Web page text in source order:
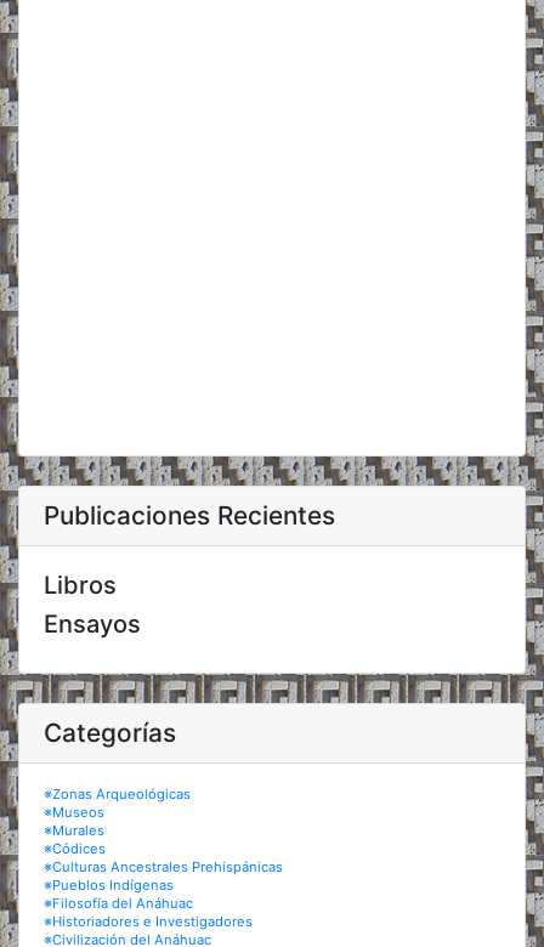
Publicaciones Recientes
Libros
Ensayos
Categorías
※Zonas Arqueológicas
※Museos
※Murales
※Códices
※Culturas Ancestrales Prehispánicas
※Pueblos Indígenas
※Filosofía del Anáhuac
※Historiadores e Investigadores
※Civilización del Anáhuac